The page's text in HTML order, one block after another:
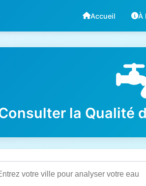
Accueil À
la Qualité